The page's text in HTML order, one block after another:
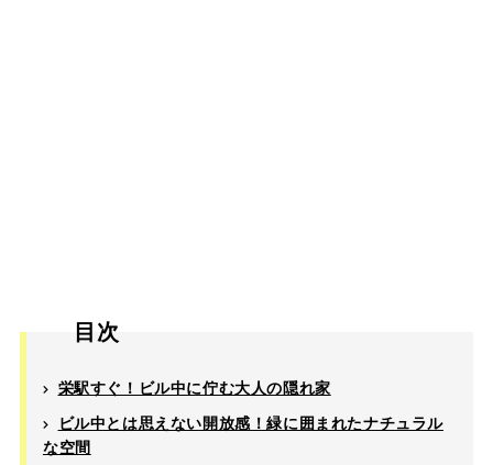
目次
栄駅すぐ！ビル中に佇む大人の隠れ家
ビル中とは思えない開放感！緑に囲まれたナチュラル
な空間